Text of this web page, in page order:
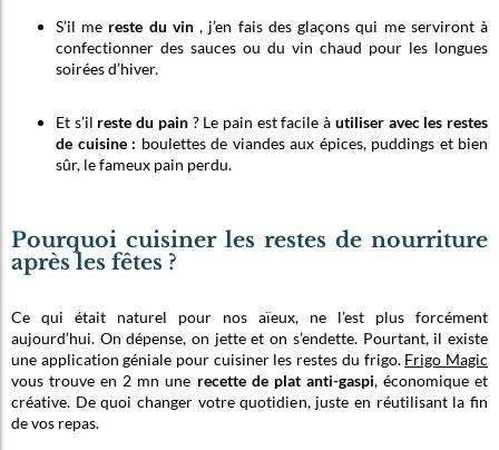
S’il me reste du vin, j’en fais des glaçons qui me serviront à
confectionner des sauces ou du vin chaud pour les longues
soirées d’hiver.
Et s’il reste du pain ? Le pain est facile à utiliser avec les restes
de cuisine : boulettes de viandes aux épices, puddings et bien
sûr, le fameux pain perdu.
Pourquoi cuisiner les restes de nourriture
après les fêtes ?
Ce qui était naturel pour nos aïeux, ne l’est plus forcément
aujourd’hui. On dépense, on jette et on s’endette. Pourtant, il existe
une application géniale pour cuisiner les restes du frigo. Frigo Magic
vous trouve en 2 mn une recette de plat anti-gaspi, économique et
créative. De quoi changer votre quotidien, juste en réutilisant la fin
de vos repas.